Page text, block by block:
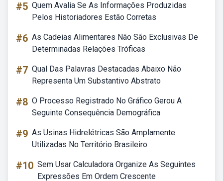
#5 Quem Avalia Se As Informações Produzidas
Pelos Historiadores Estão Corretas
#6 As Cadeias Alimentares Não São Exclusivas De
Determinadas Relações Tróficas
#7 Qual Das Palavras Destacadas Abaixo Não
Representa Um Substantivo Abstrato
#8 O Processo Registrado No Gráfico Gerou A
Seguinte Consequência Demográfica
#9 As Usinas Hidrelétricas São Amplamente
Utilizadas No Território Brasileiro
#10 Sem Usar Calculadora Organize As Seguintes
Expressões Em Ordem Crescente